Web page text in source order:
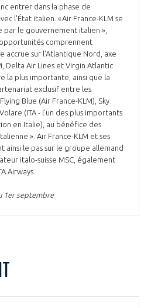
entrer dans la phase de
l'État italien. « Air France-KLM se
le gouvernement italien »,
comprennent
accrue sur l'Atlantique Nord, axe
Delta Air Lines et Virgin Atlantic
la plus importante, ainsi que la
exclusif entre les
Blue (Air France-KLM), Sky
(ITA - l'un des plus importants
en Italie), au bénéfice des
». Air France-KLM et ses
ainsi le pas sur le groupe allemand
italo-suisse MSC, également
Airways.
1er septembre